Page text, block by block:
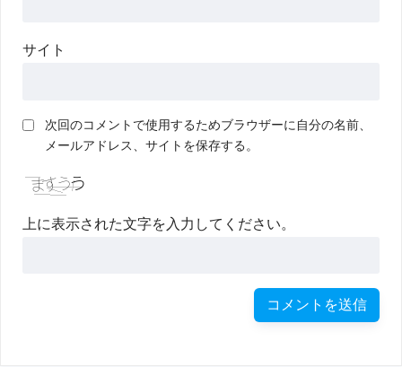
サイト
次回のコメントで使用するためブラウザーに自分の名前、
メールアドレス、サイトを保存する。
上に表示された文字を入力してください。